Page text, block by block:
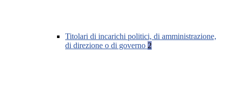
Titolari di incarichi politici, di amministrazione,
di direzione o di governo 2